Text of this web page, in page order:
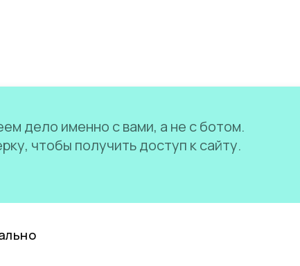
дело именно с вами, а не с ботом.
чтобы получить доступ к сайту.